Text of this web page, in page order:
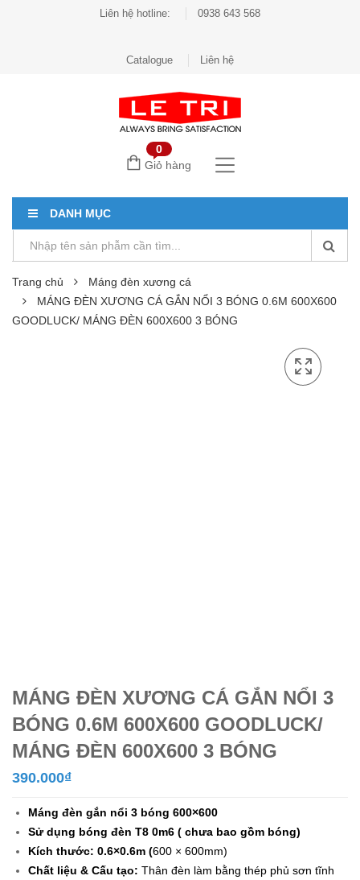
Liên hệ hotline: 0938 643 568
Catalogue Liên hệ
0
Giỏ hàng
DANH MỤC
Trang chủ
Máng đèn xương cá
MÁNG ĐÈN XƯƠNG CÁ GẮN NỔI 3 BÓNG 0.6M 600X600
GOODLUCK/ MÁNG ĐÈN 600X600 3 BÓNG
MÁNG ĐÈN XƯƠNG CÁ GẮN NỔI 3
BÓNG 0.6M 600X600 GOODLUCK/
MÁNG ĐÈN 600X600 3 BÓNG
390.000₫
Máng đèn gắn nổi 3 bóng 600×600
Sử dụng bóng đèn T8 0m6 ( chưa bao gồm bóng)
Kích thước: 0.6×0.6m (600 × 600mm)
Chất liệu & Cấu tạo: Thân đèn làm bằng thép phủ sơn tĩnh